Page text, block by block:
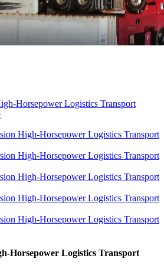
Horsepower Logistics Transport